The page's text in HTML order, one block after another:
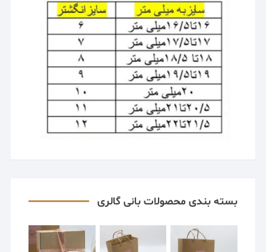
بسته بندی محصولات بانی گالری